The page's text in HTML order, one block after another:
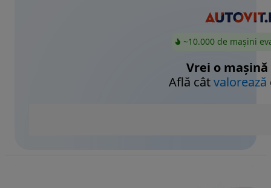
~10.000 de mașini
Vrei o mașină
Află câtvalorează